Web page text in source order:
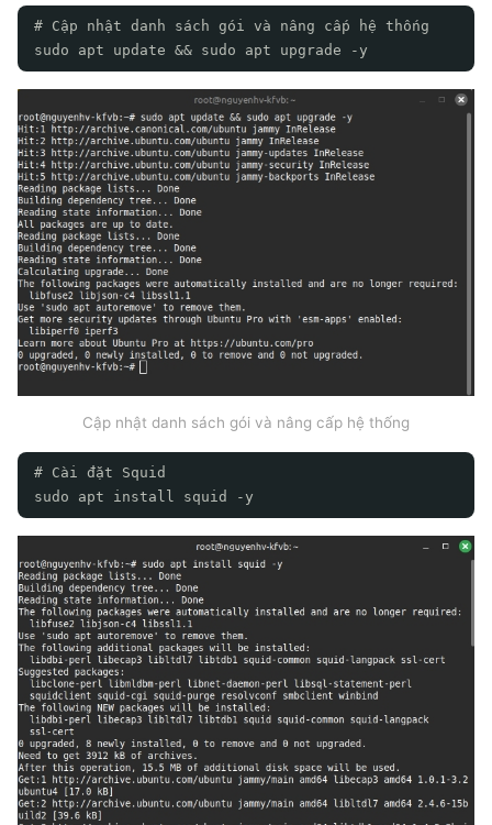
# Cập nhật danh sách gói và nâng cấp hệ thống
sudo apt update && sudo apt upgrade -y
Cập nhật danh sách gói và nâng cấp hệ thống
# Cài đặt Squid
sudo apt install squid -y